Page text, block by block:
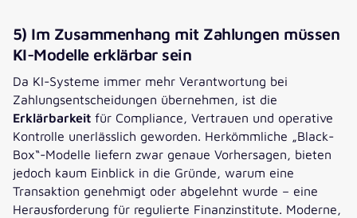
5) Im Zusammenhang mit Zahlungen müssen
KI-Modelle erklärbar sein
Da KI-Systeme immer mehr Verantwortung bei
Zahlungsentscheidungen übernehmen, ist die
Erklärbarkeit für Compliance, Vertrauen und operative
Kontrolle unerlässlich geworden. Herkömmliche „Black-
Box“-Modelle liefern zwar genaue Vorhersagen, bieten
jedoch kaum Einblick in die Gründe, warum eine
Transaktion genehmigt oder abgelehnt wurde – eine
Herausforderung für regulierte Finanzinstitute. Moderne,